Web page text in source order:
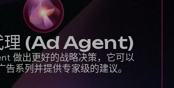
理 (Ad Agent)
做出更好的战略决策，它可以
告系列并提供专家级的建议。